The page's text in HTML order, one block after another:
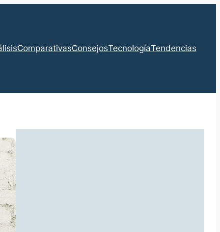
ComparativasConsejosTecnologíaTendencias